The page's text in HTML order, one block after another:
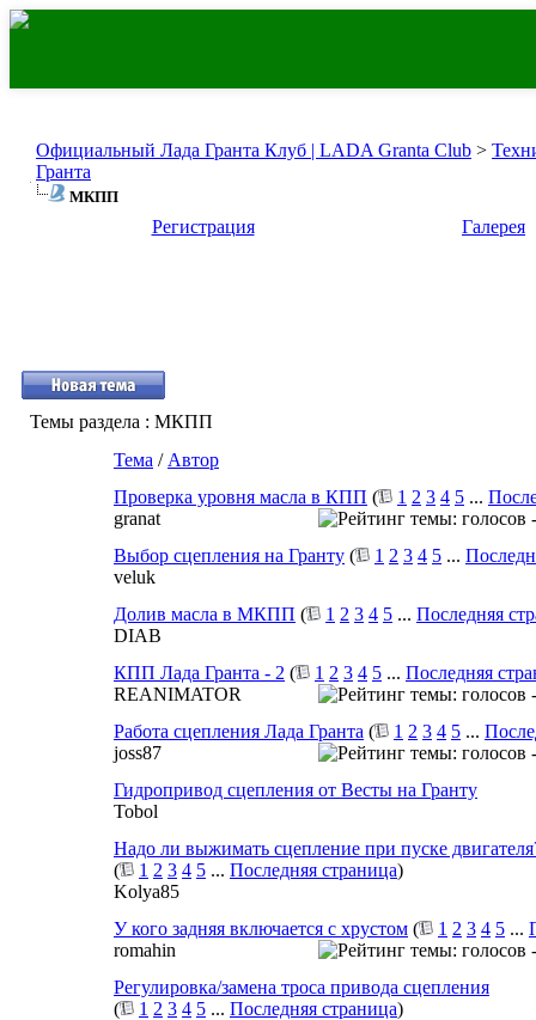
Официальный Лада Гранта Клуб | LADA Granta Club >
Гранта
МКПП
Регистрация Галерея
Темы раздела : МКПП
Тема / Автор
Проверка уровня масла в КПП ( 1 2 3 4 5 ...
granat
Выбор сцепления на Гранту ( 1 2 3 4 5 ...
veluk
Долив масла в МКПП ( 1 2 3 4 5 ... Последняя
DIAB
КПП Лада Гранта - 2 ( 1 2 3 4 5 ... Последняя
REANIMATOR
Работа сцепления Лада Гранта ( 1 2 3 4 5 ...
joss87
Гидропривод сцепления от Весты на Гранту
Tobol
Надо ли выжимать сцепление при пуске
(
1 2 3 4 5 ... Последняя страница)
Kolya85
У кого задняя включается с хрустом ( 1 2 3 4 5 ...
romahin
Регулировка/замена троса привода сцепления
(
1 2 3 4 5 ... Последняя страница)